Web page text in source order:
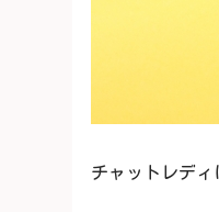
チャットレディ